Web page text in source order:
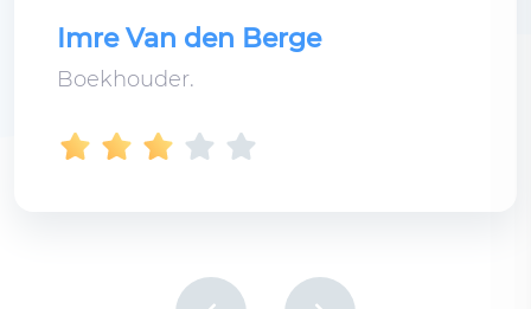
Imre Van den Berge
Boekhouder.